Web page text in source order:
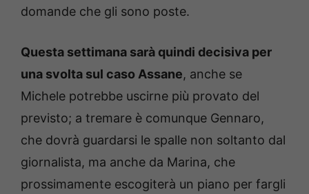
domande che gli sono poste.
Questa settimana sarà quindi decisiva per
una svolta sul caso Assane, anche se
Michele potrebbe uscirne più provato del
previsto; a tremare è comunque Gennaro,
che dovrà guardarsi le spalle non soltanto dal
giornalista, ma anche da Marina, che
prossimamente escogiterà un piano per fargli